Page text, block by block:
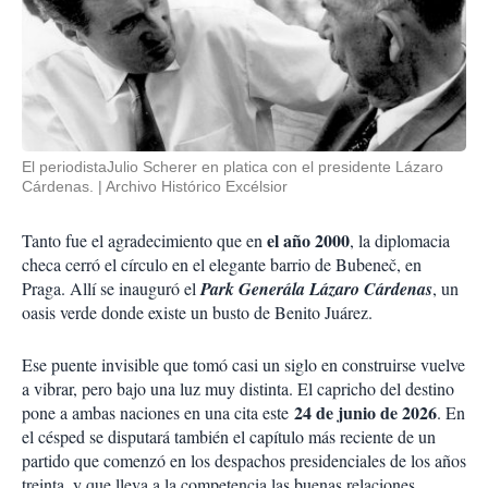
El periodistaJulio Scherer en platica con el presidente Lázaro
Cárdenas.
Archivo Histórico Excélsior
Tanto fue el agradecimiento que enel año 2000, la diplomacia
checa cerró el círculo en el elegante barrio de Bubeneč, en
Praga. Allí se inauguró elPark Generála Lázaro Cárdenas, un
oasis verde donde existe un busto de Benito Juárez.
Ese puente invisible que tomó casi un siglo en construirse vuelve
a vibrar, pero bajo una luz muy distinta. El capricho del destino
pone a ambas naciones en una cita este 24 de junio de 2026. En
el césped se disputará también el capítulo más reciente de un
partido que comenzó en los despachos presidenciales de los años